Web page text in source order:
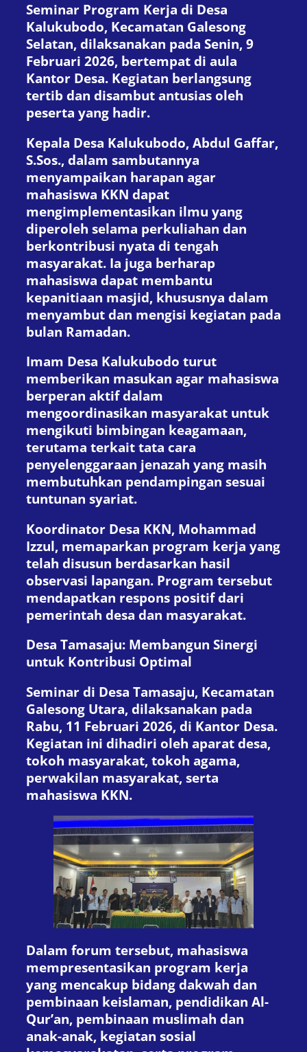
Seminar Program Kerja di Desa
Kalukubodo, Kecamatan Galesong
Selatan, dilaksanakan pada Senin, 9
Februari 2026, bertempat di aula
Kantor Desa. Kegiatan berlangsung
tertib dan disambut antusias oleh
peserta yang hadir.
Kepala Desa Kalukubodo, Abdul Gaffar,
S.Sos., dalam sambutannya
menyampaikan harapan agar
mahasiswa KKN dapat
mengimplementasikan ilmu yang
diperoleh selama perkuliahan dan
berkontribusi nyata di tengah
masyarakat. Ia juga berharap
mahasiswa dapat membantu
kepanitiaan masjid, khususnya dalam
menyambut dan mengisi kegiatan pada
bulan Ramadan.
Imam Desa Kalukubodo turut
memberikan masukan agar mahasiswa
berperan aktif dalam
mengoordinasikan masyarakat untuk
mengikuti bimbingan keagamaan,
terutama terkait tata cara
penyelenggaraan jenazah yang masih
membutuhkan pendampingan sesuai
tuntunan syariat.
Koordinator Desa KKN, Mohammad
Izzul, memaparkan program kerja yang
telah disusun berdasarkan hasil
observasi lapangan. Program tersebut
mendapatkan respons positif dari
pemerintah desa dan masyarakat.
Desa Tamasaju: Membangun Sinergi
untuk Kontribusi Optimal
Seminar di Desa Tamasaju, Kecamatan
Galesong Utara, dilaksanakan pada
Rabu, 11 Februari 2026, di Kantor Desa.
Kegiatan ini dihadiri oleh aparat desa,
tokoh masyarakat, tokoh agama,
perwakilan masyarakat, serta
mahasiswa KKN.
Dalam forum tersebut, mahasiswa
mempresentasikan program kerja
yang mencakup bidang dakwah dan
pembinaan keislaman, pendidikan Al-
Qur’an, pembinaan muslimah dan
anak-anak, kegiatan sosial